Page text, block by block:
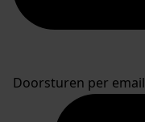
Doorsturen per email